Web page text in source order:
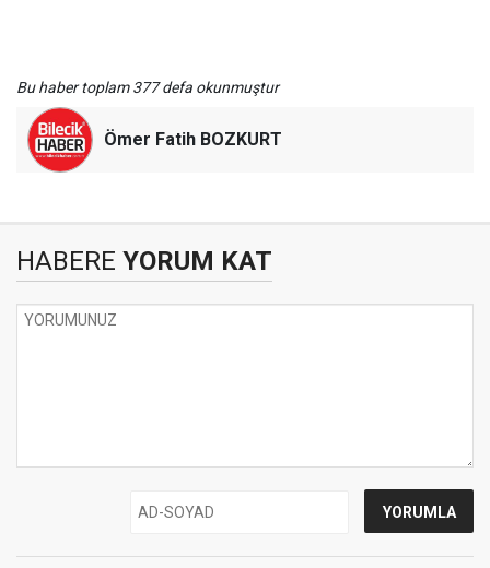
Bu haber toplam 377 defa okunmuştur
Ömer Fatih BOZKURT
HABERE YORUM KAT